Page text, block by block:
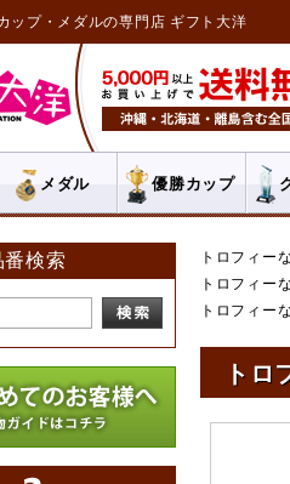
ップ・メダルの専門店 ギフト大洋
メダル 優勝カップ
トロフィー
トロフィー
トロフィー
ト
番検索